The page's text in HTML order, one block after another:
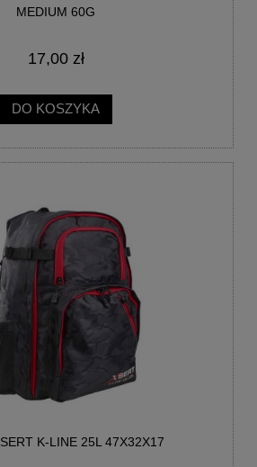
MEDIUM 60G
17,00 zł
DO KOSZYKA
K-LINE 25L 47X32X17